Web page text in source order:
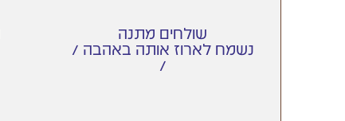
שולחים מתנה
/ נשמח לארוז אותה באהבה
/